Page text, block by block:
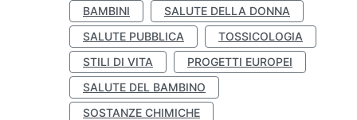
BAMBINI
SALUTE DELLA DONNA
SALUTE PUBBLICA
TOSSICOLOGIA
STILI DI VITA
PROGETTI EUROPEI
SALUTE DEL BAMBINO
SOSTANZE CHIMICHE